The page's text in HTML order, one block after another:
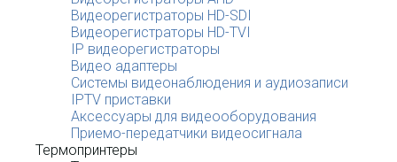
Видеорегистраторы HD-SDI
Видеорегистраторы HD-TVI
IP видеорегистраторы
Видео адаптеры
Системы видеонаблюдения и аудиозаписи
IPTV приставки
Аксессуары для видеооборудования
Приемо-передатчики видеосигнала
Термопринтеры